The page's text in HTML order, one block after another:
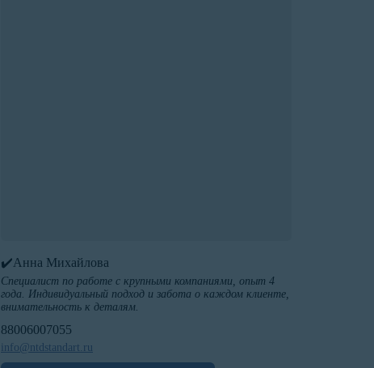
✔️Анна Михайлова
Специалист по работе с крупными компаниями, опыт 4
года. Индивидуальный подход и забота о каждом клиенте,
внимательность к деталям.
88006007055
info@ntdstandart.ru